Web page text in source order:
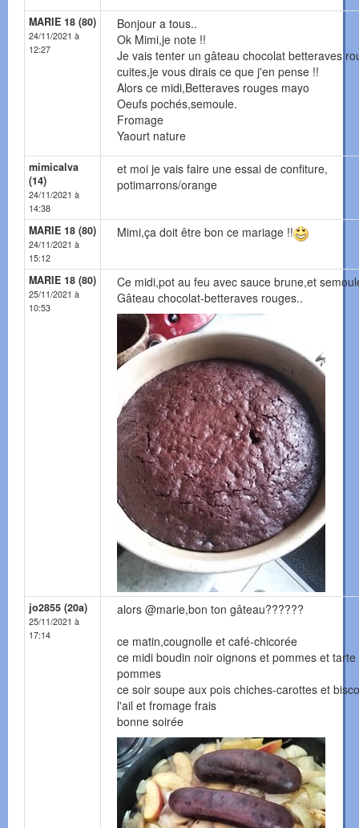
MARIE 18 (80)
24/11/2021 à
12:27
Bonjour a tous..
Ok Mimi,je note !!
Je vais tenter un gâteau chocolat betteraves
cuites,je vous dirais ce que j'en pense !!
Alors ce midi,Betteraves rouges mayo
Oeufs pochés,semoule.
Fromage
Yaourt nature
mimicalva
(14)
24/11/2021 à
14:38
et moi je vais faire une essai de confiture,
potimarrons/orange
MARIE 18 (80)
24/11/2021 à
15:12
Mimi,ça doit être bon ce mariage !!
MARIE 18 (80)
25/11/2021 à
10:53
Ce midi,pot au feu avec sauce brune,et
Gâteau chocolat-betteraves rouges..
jo2855 (20a)
25/11/2021 à
17:14
alors @marie,bon ton gâteau??????
ce matin,cougnolle et café-chicorée
ce midi boudin noir oignons et pommes et tarte
pommes
ce soir soupe aux pois chiches-carottes et
l'ail et fromage frais
bonne soirée